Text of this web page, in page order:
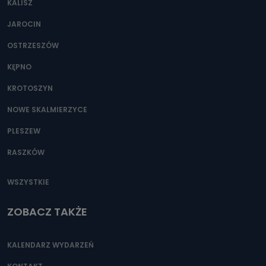
Można to zrobić pod numerem telefonu 62 735-51-05 lub
KALISZ
JAROCIN
OSTRZESZÓW
KĘPNO
KROTOSZYN
NOWE SKALMIERZYCE
PLESZEW
RASZKÓW
WSZYSTKIE
ZOBACZ TAKŻE
KALENDARZ WYDARZEŃ